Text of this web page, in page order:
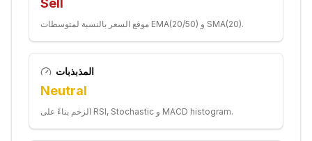
Sell
موقع السعر بالنسبة لمتوسطات EMA(20/50) و SMA(20).
المذبذبات
Neutral
الزخم بناءً على RSI, Stochastic و MACD histogram.